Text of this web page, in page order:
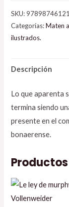
SKU:
Categorías:Maten
ilustrados.
Descripción
Lo que aparenta
termina siendo
presente en el
bonaerense.